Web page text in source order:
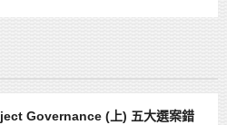
Governance (上) 五大選案錯